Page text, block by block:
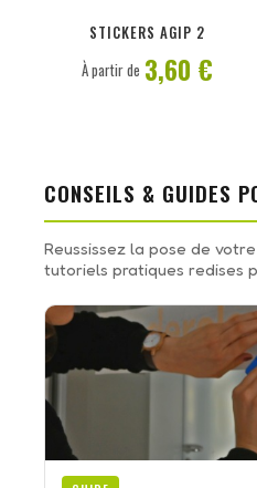
STICKERS AGIP 2
À partir de 3,60 €
CONSEILS & GUIDES
Reussissez la pose de
tutoriels pratiques redises